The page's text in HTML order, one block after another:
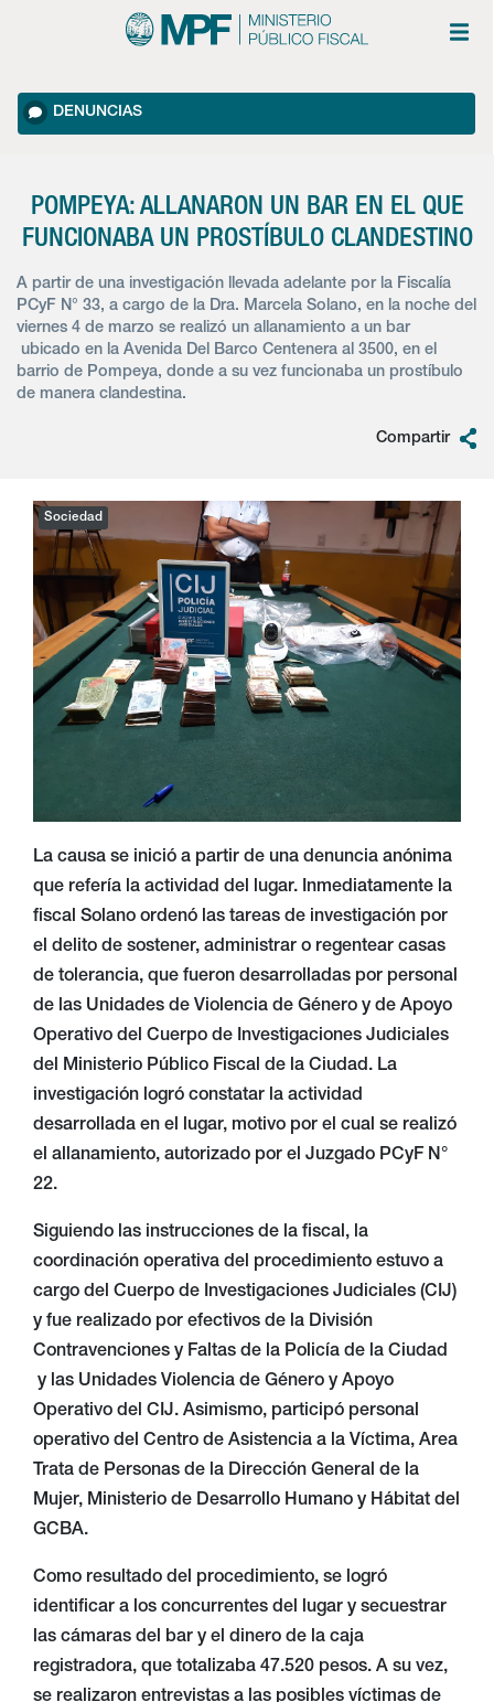
DENUNCIAS
POMPEYA: ALLANARON UN BAR EN EL QUE
FUNCIONABA UN PROSTÍBULO CLANDESTINO
A partir de una investigación llevada adelante por la Fiscalía
PCyF N° 33, a cargo de la Dra. Marcela Solano, en la noche del
viernes 4 de marzo se realizó un allanamiento a un bar
ubicado en la Avenida Del Barco Centenera al 3500, en el
barrio de Pompeya, donde a su vez funcionaba un prostíbulo
de manera clandestina.
Compartir
Sociedad
La causa se inició a partir de una denuncia anónima
que refería la actividad del lugar. Inmediatamente la
fiscal Solano ordenó las tareas de investigación por
el delito de sostener, administrar o regentear casas
de tolerancia, que fueron desarrolladas por personal
de las Unidades de Violencia de Género y de Apoyo
Operativo del Cuerpo de Investigaciones Judiciales
del Ministerio Público Fiscal de la Ciudad. La
investigación logró constatar la actividad
desarrollada en el lugar, motivo por el cual se realizó
el allanamiento, autorizado por el Juzgado PCyF N°
22.
Siguiendo las instrucciones de la fiscal, la
coordinación operativa del procedimiento estuvo a
cargo del Cuerpo de Investigaciones Judiciales (CIJ)
y fue realizado por efectivos de la División
Contravenciones y Faltas de la Policía de la Ciudad
y las Unidades Violencia de Género y Apoyo
Operativo del CIJ. Asimismo, participó personal
operativo del Centro de Asistencia a la Víctima, Area
Trata de Personas de la Dirección General de la
Mujer, Ministerio de Desarrollo Humano y Hábitat del
GCBA.
Como resultado del procedimiento, se logró
identificar a los concurrentes del lugar y secuestrar
las cámaras del bar y el dinero de la caja
registradora, que totalizaba 47.520 pesos. A su vez,
se realizaron entrevistas a las posibles víctimas de